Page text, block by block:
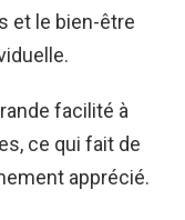
et le bien-être
facilité à
ce qui fait de
apprécié.